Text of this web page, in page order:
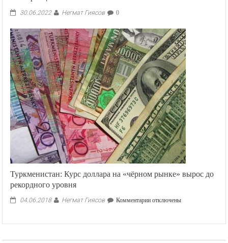
30.06.2022 Негмат Гиясов 0
Туркменистан: Курс доллара на «чёрном рынке» вырос до
рекордного уровня
04.06.2018 Негмат Гиясов Комментариикотключены